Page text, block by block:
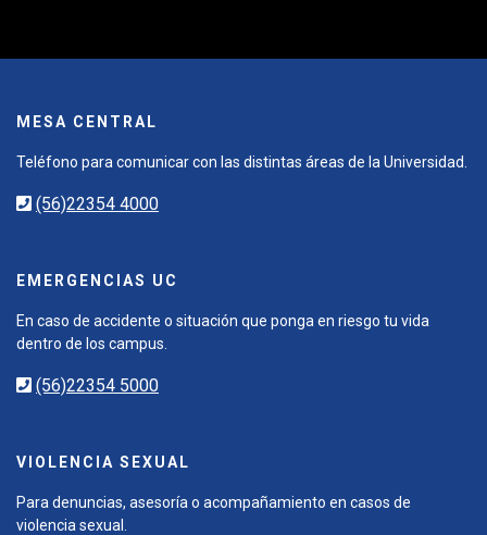
MESA CENTRAL
Teléfono para comunicar con las distintas áreas de la Universidad.
(56)22354 4000
EMERGENCIAS UC
En caso de accidente o situación que ponga en riesgo tu vida
dentro de los campus.
(56)22354 5000
VIOLENCIA SEXUAL
Para denuncias, asesoría o acompañamiento en casos de
violencia sexual.